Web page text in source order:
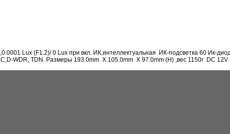
Lux (F1.2)/ 0 Lux при вкл. ИК,интеллектуальная ИК-подсветка 60 Ик-
WDR, TDN. Размеры 193.0mm X 105.0mm X 97.0mm (H) ,вес 1150г DC